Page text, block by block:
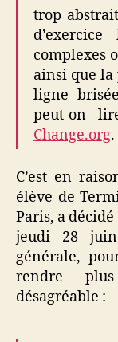
trop
complexes
ainsi que la
ligne
peut-on
Change.org.
C’est en
élève de
Paris, a
jeudi 28
générale,
rendre
désagréable :